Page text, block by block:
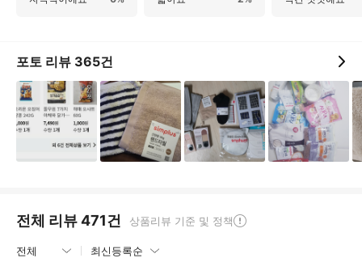
포토 리뷰 365건
전체 리뷰471건 상품리뷰 기준 및 정책